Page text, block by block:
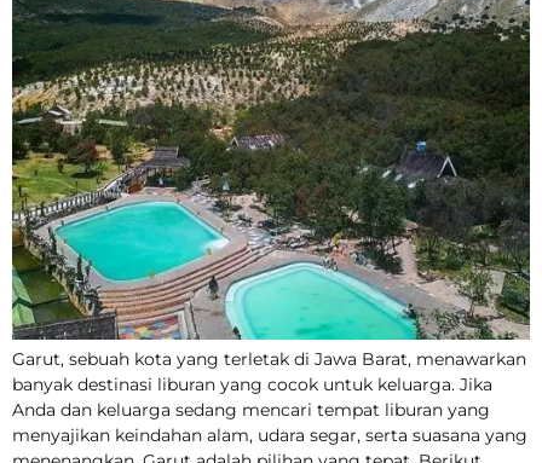
Garut, sebuah kota yang terletak di Jawa Barat, menawarkan
banyak destinasi liburan yang cocok untuk keluarga. Jika
Anda dan keluarga sedang mencari tempat liburan yang
menyajikan keindahan alam, udara segar, serta suasana yang